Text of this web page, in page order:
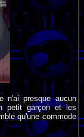
n'ai presque aucun
petit garçon et les
qu'une commode